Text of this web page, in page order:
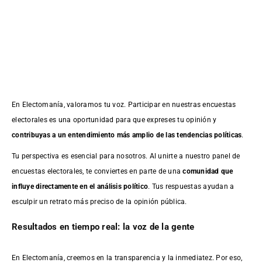
En Electomanía, valoramos tu voz. Participar en nuestras encuestas
electorales es una oportunidad para que expreses tu opinión y
contribuyas a un entendimiento más amplio de las tendencias políticas.
Tu perspectiva es esencial para nosotros. Al unirte a nuestro panel de
encuestas electorales, te conviertes en parte de unacomunidad que
influye directamente en el análisis político. Tus respuestas ayudan a
esculpir un retrato más preciso de la opinión pública.
Resultados en tiempo real: la voz de la gente
En Electomanía, creemos en la transparencia y la inmediatez. Por eso,